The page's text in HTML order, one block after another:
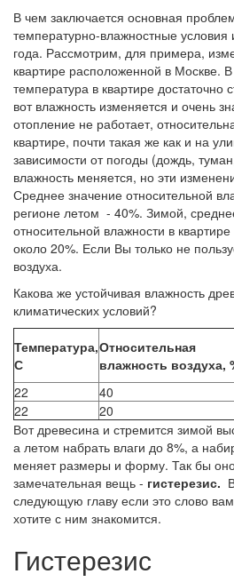
В чем заключается основная
температурно-влажностные условия
года. Рассмотрим, для примера,
квартире расположенной в Москве.
температура в квартире достаточно
вот влажность изменяется и очень
отопление не работает,
квартире, почти такая же как и на
зависимости от погоды (дождь,
влажность меняется, но эти
Среднее значение относительной
регионе летом - 40%. Зимой,
относительной влажности в
около 20%. Если Вы только не
воздуха.
Какова же устойчивая влажность
климатических условий?
Температура,
С
Относительная
влажность воздуха,
22
40
22
20
Вот древесина и стремится зимой
а летом набрать влаги до 8%, а
меняет размеры и форму. Так бы
замечательная вещь - гистерезис.
следующую главу если это слово
хотите с ним знакомится.
Гистерезис